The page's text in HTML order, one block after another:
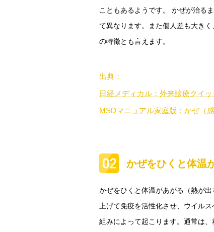
こともあるようです。 かぜが治る
て異なります。また個人差も大き
の特徴とも言えます。
出典：
日経メディカル：外来診療クイ
MSDマニュアル家庭版：かぜ（感
かぜをひくと体温
かぜをひくと体温があがる（熱が
上げて免疫を活性化させ、ウイル
組みによって起こります。通常は